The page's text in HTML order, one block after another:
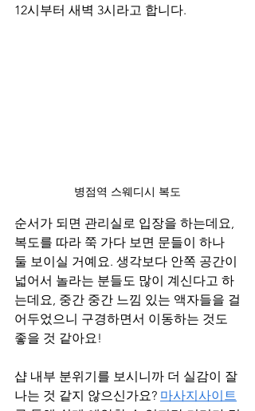
12시부터 새벽 3시라고 합니다.
병점역 스웨디시 복도
순서가 되면 관리실로 입장을 하는데요,
복도를 따라 쭉 가다 보면 문들이 하나
둘 보이실 거예요. 생각보다 안쪽 공간이
넓어서 놀라는 분들도 많이 계신다고 하
는데요, 중간 중간 느낌 있는 액자들을 걸
어두었으니 구경하면서 이동하는 것도
좋을 것 같아요!
샵 내부 분위기를 보시니까 더 실감이 잘
나는 것 같지 않으신가요? 마사지사이트